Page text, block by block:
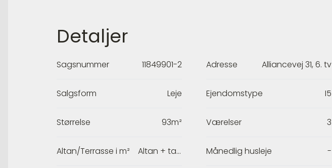
Detaljer
Sagsnummer 11849901-2 Adresse Alliancevej 31, 6. tv
Salgsform Leje Ejendomstype I5
Størrelse 93m² Værelser 3
Altan/Terrasse i m² Altan + tagterrasse Månedlig husleje -